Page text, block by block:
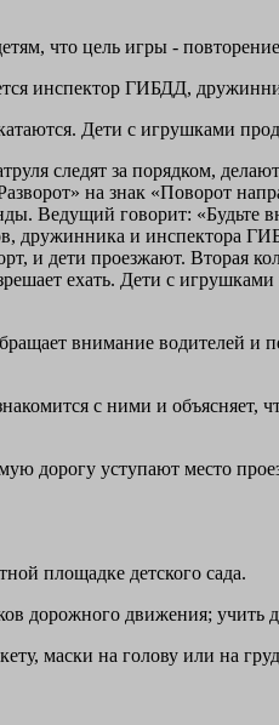
что цель игры -
инспектор ГИБДД,
Дети с игрушками
следят за порядком,
на знак «Поворот
Ведущий говорит:
и инспектора
и дети проезжают. Вторая
ехать. Дети с
внимание водителей
с ними и
дорогу уступают место
площадке детского сада.
дорожного движения; учить
маски на голову или на